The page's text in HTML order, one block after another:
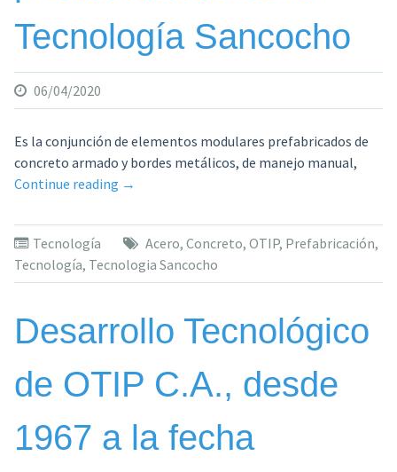
Tecnología Sancocho
06/04/2020
Es la conjunción de elementos modulares prefabricados de
concreto armado y bordes metálicos, de manejo manual,
Continue reading «Producción
volúmenes
con
base
prefabricados
la
Tecnología
→
Tecnología Acero, Concreto, OTIP, Prefabricación,
Tecnología, Tecnologia Sancocho
Desarrollo Tecnológico
de OTIP C.A., desde
1967 a la fecha